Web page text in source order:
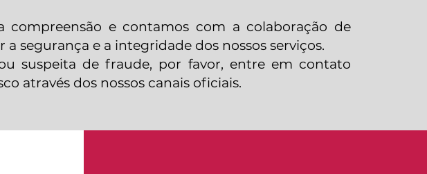
compreensão e contamos com a colaboração de
segurança e a integridade dos nossos serviços.
suspeita de fraude, por favor, entre em contato
através dos nossos canais oficiais.